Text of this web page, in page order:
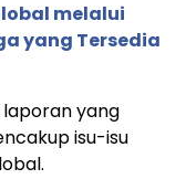
melalui
yang Tersedia
laporan yang
isu-isu